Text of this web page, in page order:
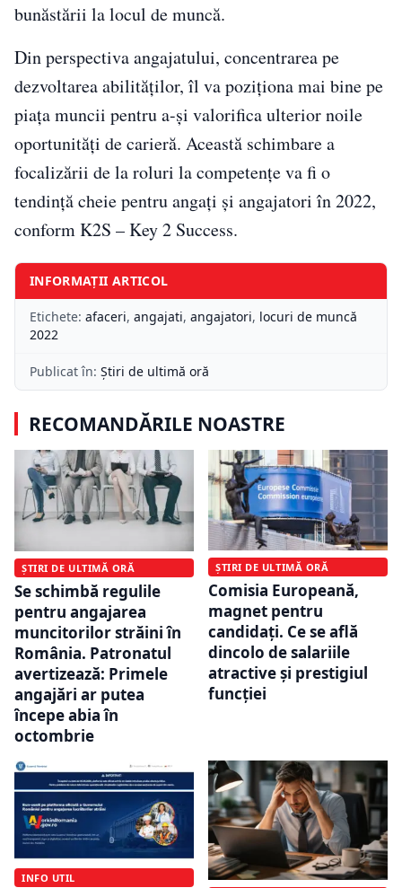
bunăstării la locul de muncă.
Din perspectiva angajatului, concentrarea pe
dezvoltarea abilităţilor, îl va poziţiona mai bine pe
piaţa muncii pentru a-şi valorifica ulterior noile
oportunităţi de carieră. Această schimbare a
focalizării de la roluri la competenţe va fi o
tendinţă cheie pentru angați și angajatori în 2022,
conform K2S – Key 2 Success.
INFORMAȚII ARTICOL
Etichete: afaceri, angajati, angajatori, locuri de muncă
2022
Publicat în: Știri de ultimă oră
RECOMANDĂRILE NOASTRE
ȘTIRI DE ULTIMĂ ORĂ
Se schimbă regulile
pentru angajarea
muncitorilor străini în
România. Patronatul
avertizează: Primele
angajări ar putea
începe abia în
octombrie
ȘTIRI DE ULTIMĂ ORĂ
Comisia Europeană,
magnet pentru
candidați. Ce se află
dincolo de salariile
atractive și prestigiul
funcției
INFO UTIL